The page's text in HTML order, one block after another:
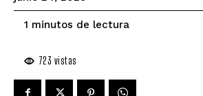
1 minutos de lectura
723 vistas